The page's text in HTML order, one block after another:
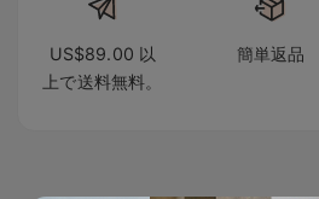
US$89.00 以
上で送料無料。
簡単返品